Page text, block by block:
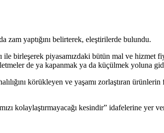
yaptığını belirterek, eleştirilerde bulundu.
ile birleşerek piyasamızdaki bütün mal ve hizmet
de ya kapanmak ya da küçülmek yoluna
körükleyen ve yaşamı zorlaştıran
kolaylaştırmayacağı kesindir” idafelerine yer